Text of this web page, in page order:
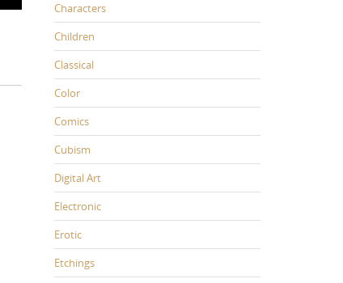
Characters
Children
Classical
Color
Comics
Cubism
Digital Art
Electronic
Erotic
Etchings